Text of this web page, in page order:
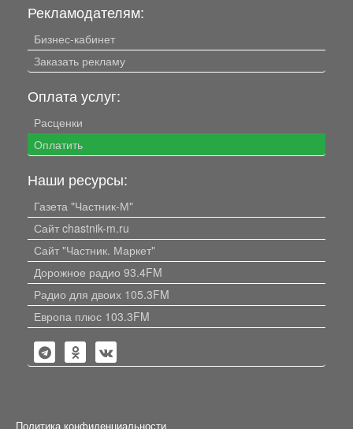
Рекламодателям:
Бизнес-кабинет
Заказать рекламу
Оплата услуг:
Расценки
Оплатить
Наши ресурсы:
Газета "Частник-М"
Сайт chastnik-m.ru
Сайт "Частник. Маркет"
Дорожное радио 93.4FM
Радио для двоих 105.3FM
Европа плюс 103.3FM
Политика конфиденциальности